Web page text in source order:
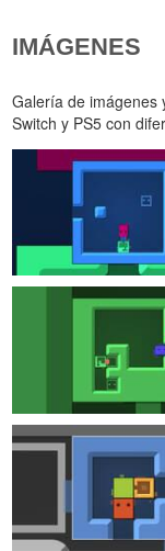
IMÁGENES
Galería de imágenes
Switch y PS5 con